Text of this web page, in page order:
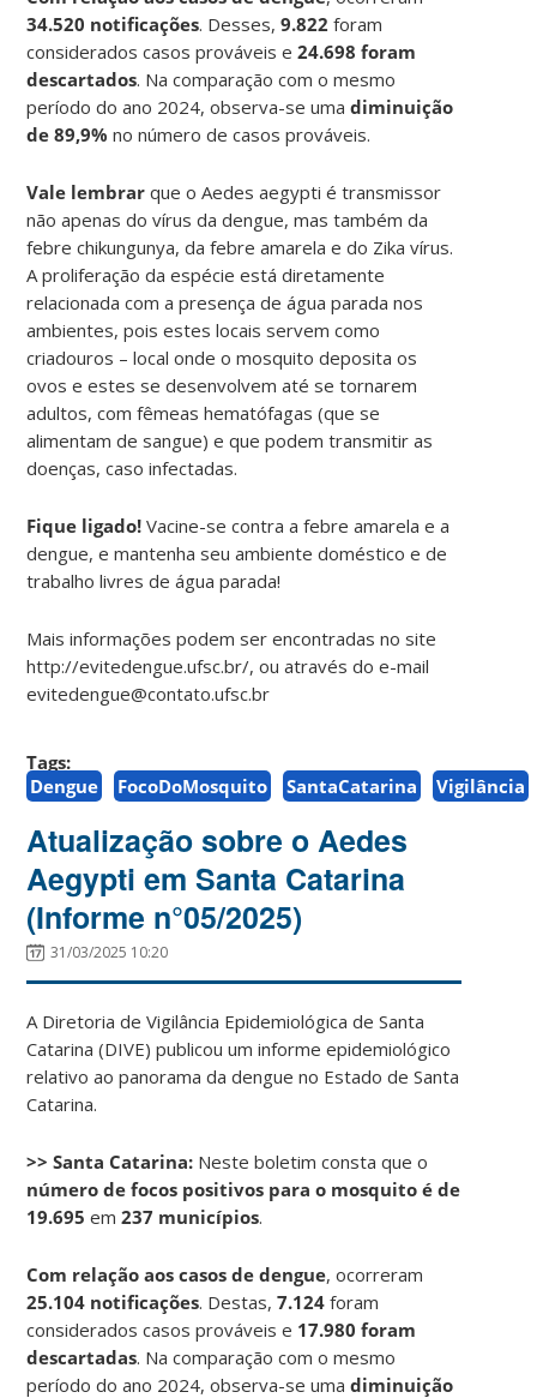
34.520 notificações. Desses, 9.822 foram
considerados casos prováveis e24.698 foram
descartados. Na comparação com o mesmo
período do ano 2024, observa-se umadiminuição
de 89,9%no número de casos prováveis.
Vale lembrar que o Aedes aegypti é transmissor
não apenas do vírus da dengue, mas também da
febre chikungunya, da febre amarela e do Zika vírus.
A proliferação da espécie está diretamente
relacionada com a presença de água parada nos
ambientes, pois estes locais servem como
criadouros – local onde o mosquito deposita os
ovos e estes se desenvolvem até se tornarem
adultos, com fêmeas hematófagas (que se
alimentam de sangue) e que podem transmitir as
doenças, caso infectadas.
Fique ligado! Vacine-se contra a febre amarela e a
dengue, e mantenha seu ambiente doméstico e de
trabalho livres de água parada!
Mais informações podem ser encontradas no site
http://evitedengue.ufsc.br/, ou através do e-mail
evitedengue@contato.ufsc.br
Tags:
Dengue
FocoDoMosquito SantaCatarina Vigilância
Atualização sobre o Aedes
Aegypti em Santa Catarina
(Informe n°05/2025)
31/03/2025 10:20
A Diretoria de Vigilância Epidemiológica de Santa
Catarina (DIVE) publicou um informe epidemiológico
relativo ao panorama da dengue no Estado de Santa
Catarina.
>> Santa Catarina: Neste boletim consta que o
número de focos positivos para o mosquito é de
19.695 em 237 municípios.
Com relação aos casos de dengue, ocorreram
25.104 notificações. Destas, 7.124 foram
considerados casos prováveis e 17.980 foram
descartadas. Na comparação com o mesmo
período do ano 2024, observa-se umadiminuição